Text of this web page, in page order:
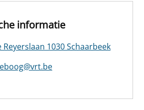
informatie
Reyerslaan 1030 Schaarbeek